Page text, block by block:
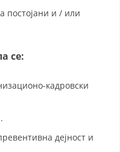
постојани и / или
се:
кадровски
дејност и